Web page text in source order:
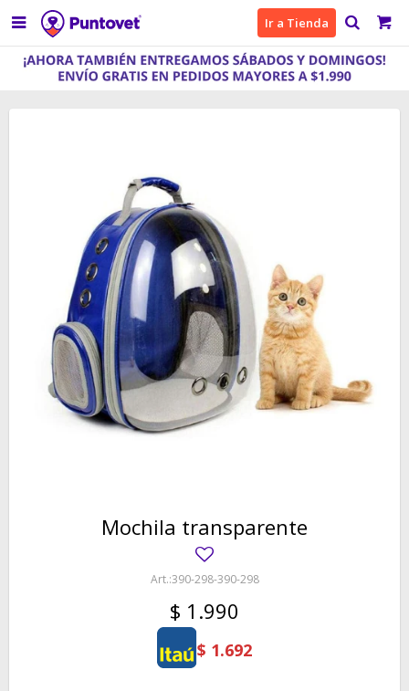
 Ir a Tienda
Mochila transparente
390-298-390-298
$ 1.990
$ 1.692